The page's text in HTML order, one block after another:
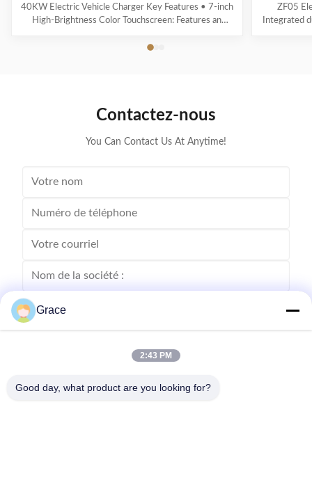
écran tactile de 7 pouces OCPP 1.6
40KW Electric Vehicle Charger Key Features • 7-inch
High-Brightness Color Touchscreen: Features an
display of charging status. • Energy Efficiency ≥ 95%:
ZF05
Integrated
Contactez-nous
You Can Contact Us At Anytime!
Envoyez
Grace
2:43 PM
Good day, what product are you looking for?